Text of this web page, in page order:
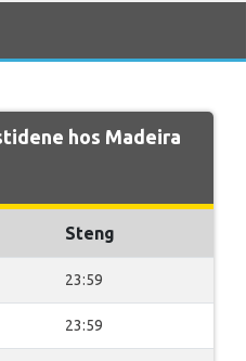
hos Madeira
Steng
23:59
23:59